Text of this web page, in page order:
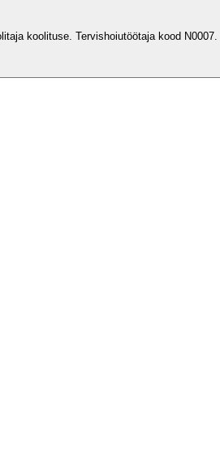
koolituse. Tervishoiutöötaja kood N0007.